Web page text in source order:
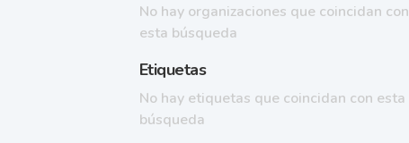
No hay organizaciones que coincidan con
esta búsqueda
Etiquetas
No hay etiquetas que coincidan con esta
búsqueda